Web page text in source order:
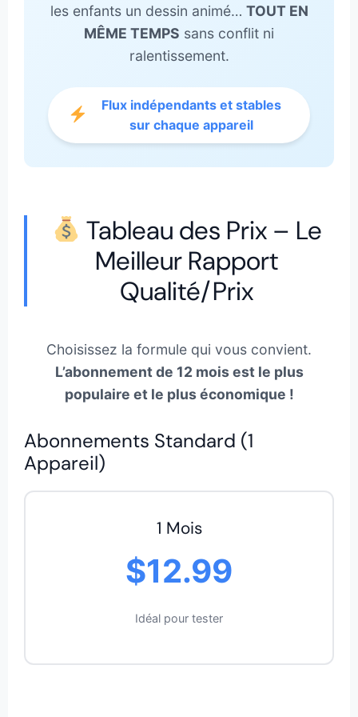
les enfants un dessin animé… TOUT EN
MÊME TEMPS sans conflit ni
ralentissement.
Flux indépendants et stables
sur chaque appareil
Tableau des Prix – Le
Meilleur Rapport
Qualité/Prix
Choisissez la formule qui vous convient.
L’abonnement de 12 mois est le plus
populaire et le plus économique !
Abonnements Standard (1
Appareil)
1 Mois
$12.99
Idéal pour tester